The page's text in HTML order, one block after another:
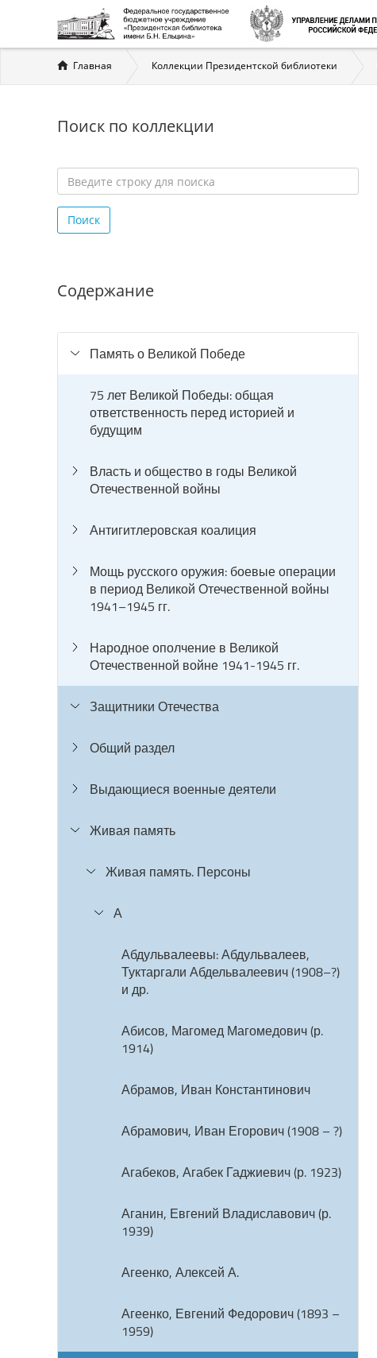
Вы
здесь
Главная Коллекции Президентской библиотеки
Поиск по коллекции
строку
для
Поиск
Содержание
Память о Великой Победе
75 лет Великой Победы: общая
ответственность перед историей и
будущим
Власть и общество в годы Великой
Отечественной войны
Антигитлеровская коалиция
Мощь русского оружия: боевые операции
в период Великой Отечественной войны
1941–1945 гг.
Народное ополчение в Великой
Отечественной войне 1941-1945 гг.
Защитники Отечества
Общий раздел
Выдающиеся военные деятели
Живая память
Живая память. Персоны
А
Абдульвалеевы: Абдульвалеев,
Туктаргали Абдельвалеевич (1908–?)
и др.
Абисов, Магомед Магомедович (р.
1914)
Абрамов, Иван Константинович
Абрамович, Иван Егорович (1908 – ?)
Агабеков, Агабек Гаджиевич (р. 1923)
Аганин, Евгений Владиславович (р.
1939)
Агеенко, Алексей А.
Агеенко, Евгений Федорович (1893 –
1959)